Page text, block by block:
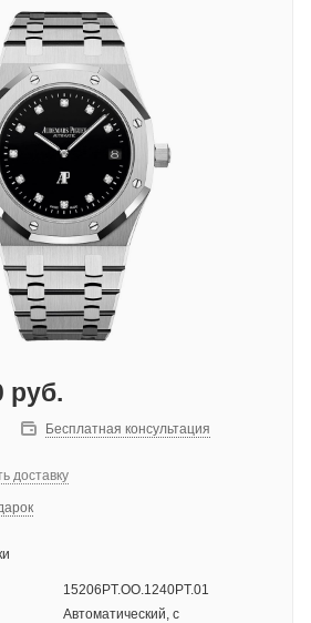
руб.
Бесплатная консультация
доставку
15206PT.OO.1240PT.01
Автоматический, с